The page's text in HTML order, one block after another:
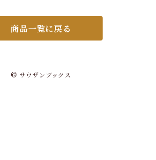
商品一覧に戻る
© サウザンブックス